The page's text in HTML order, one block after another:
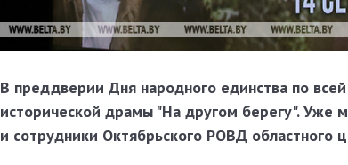
В преддверии Дня народного единства по
исторической драмы "На другом берегу". Уже
и сотрудники Октябрьского РОВД областного